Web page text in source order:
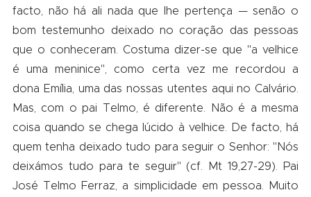
facto, não há ali nada que lhe pertença — senão o
bom testemunho deixado no coração das pessoas
que o conheceram. Costuma dizer-se que "a velhice
é uma meninice", como certa vez me recordou a
dona Emília, uma das nossas utentes aqui no Calvário.
Mas, com o pai Telmo, é diferente. Não é a mesma
coisa quando se chega lúcido à velhice. De facto, há
quem tenha deixado tudo para seguir o Senhor: "Nós
deixámos tudo para te seguir" (cf. Mt 19,27-29). Pai
José Telmo Ferraz, a simplicidade em pessoa. Muito